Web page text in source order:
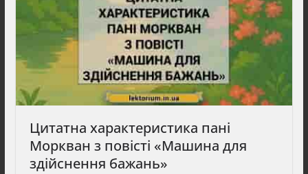
Цитатна характеристика пані
Моркван з повісті «Машина для
здійснення бажань»